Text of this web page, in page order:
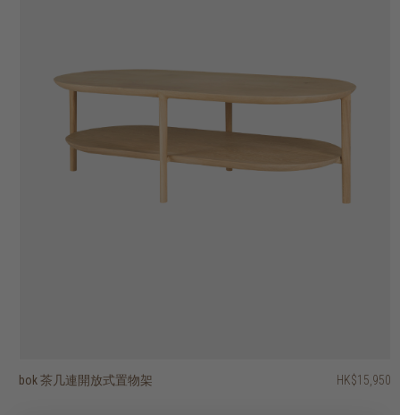
bok 茶几連開放式置物架 HK$15,950
ring 茶几 - 橢圓形 HK$10,450
luna 茶几 HK$8,950
knut 茶几 - 圓形 HK$1,950
knut 茶几 - 正方形 HK$2,450
PI 茶几 HK$11,450
PI 茶几 HK$5,950
柚木根茶几 HK$5,950
artisan 茶几 - 長方形 HK$5,450
voyage 托盤茶几 - 圓形 HK$4,950